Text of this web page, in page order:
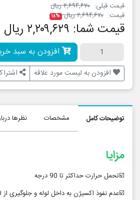
قیمت قبلی: ۲,۶۹۴,۶۷۰ ریال
قیمت: ۲,۶۹۴,۶۷۰ ریال ۱۸%
قیمت شما: ۲,۲۰۹,۶۲۹ ریال
افزودن به سبد
افزودن به لیست مورد علاقه
توضیحات کامل مشخصات نظرها
مزایا
☑️تحمل حرارت حداکثر تا 90 درجه
☑️عدم نفوذ اکسیژن به داخل لوله و جلوگیری